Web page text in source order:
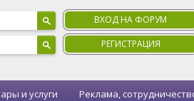
ВХОД НА ФОРУМ
РЕГИСТРАЦИЯ
и услуги Реклама,